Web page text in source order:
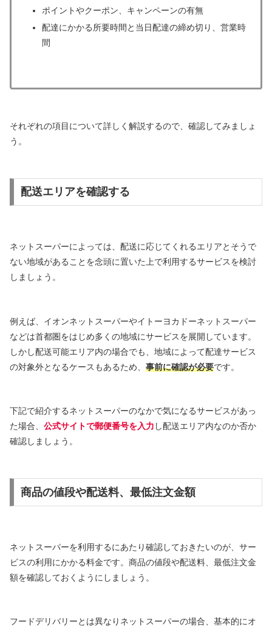
ポイントやクーポン、キャンペーンの有無
配達にかかる所要時間と当日配達の締め切り、営業時
間
それぞれの項目について詳しく解説するので、確認してみましょ
う。
配送エリアを確認する
ネットスーパーによっては、配送に応じてくれるエリアとそうで
ない地域があることを念頭に置いた上で利用するサービスを検討
しましょう。
例えば、イオンネットスーパーやイトーヨカドーネットスーパー
などは首都圏をはじめ多くの地域にサービスを展開しています。
しかし配送可能エリア内の場合でも、地域によって配達サービス
の対象外となるケースもあるため、 事前に確認が必要です。
下記で紹介するネットスーパーのなかで気になるサービスがあっ
た場合、 公式サイトで郵便番号を入力 し配送エリア内なのか否か
確認しましょう。
商品の値段や配送料、最低注文金額
ネットスーパーを利用するにあたり確認しておきたいのが、サー
ビスの利用にかかる料金です。商品の値段や配送料、最低注文金
額を確認しておくようにしましょう。
フードデリバリーとは異なりネットスーパーの場合、基本的にオ